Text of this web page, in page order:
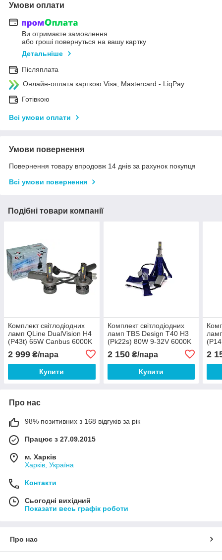
Умови оплати
Ви отримаєте замовлення
або гроші повернуться на вашу картку
Детальніше
Післяплата
Онлайн-оплата карткою Visa, Mastercard - LiqPay
Готівкою
Всі умови оплати
Умови повернення
Повернення товару впродовж 14 днів за рахунок покупця
Всі умови повернення
Подібні товари компанії
Комплект світлодіодних
ламп QLine DualVision H4
(P43t) 65W Canbus 6000K
2 999 ₴/пара
Купити
Комплект світлодіодних
ламп TBS Design T40 H3
(Pk22s) 80W 9-32V 6000K
2 150₴/пара
Купити
2
Про нас
98% позитивних з 168 відгуків за рік
Працює з 27.09.2015
м. Харків
Харків, Україна
Контакти
Сьогодні вихідний
Показати весь графік роботи
Про нас